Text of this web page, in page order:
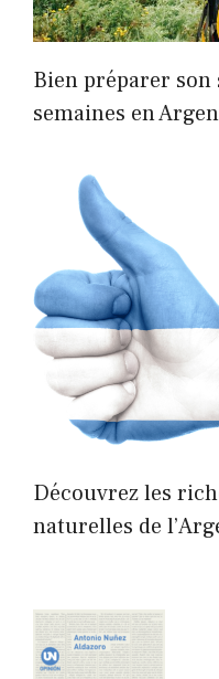
Bien préparer son
semaines en
Découvrez les
naturelles de